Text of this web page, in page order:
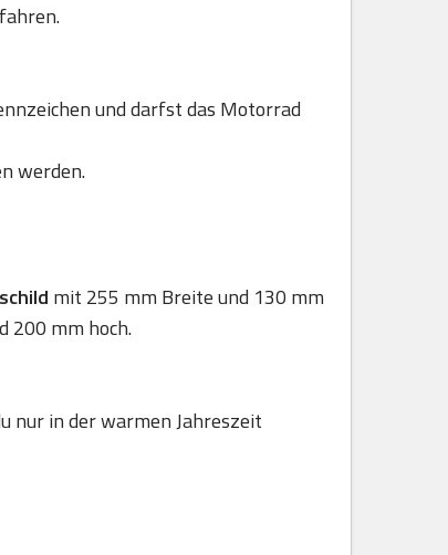
und darfst das Motorrad
werden.
mit 255 mm Breite und 130 mm
200 mm hoch.
nur in der warmen Jahreszeit